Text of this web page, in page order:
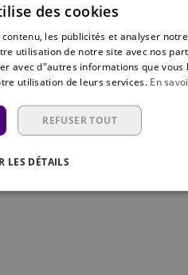
des cookies
les publicités et analyser
utilisation de notre site avec nos
avec d"autres informations que vous
utilisation de leurs services. En
REFUSER TOUT
LES DÉTAILS